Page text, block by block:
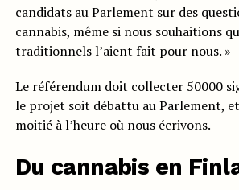
candidats au Parlement sur des
cannabis, même si nous souhaitions
traditionnels l’aient fait pour nous. »
Le référendum doit collecter 50000
le projet soit débattu au Parlement,
moitié à l’heure où nous écrivons.
Du cannabis en